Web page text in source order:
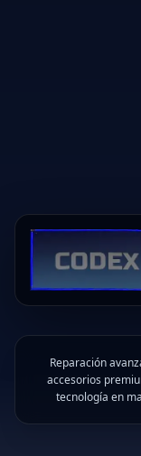
Reparación
accesorios
tecnología en